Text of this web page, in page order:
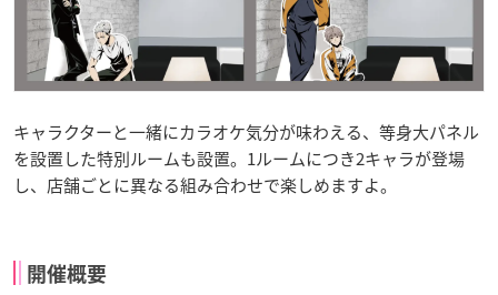
キャラクターと一緒にカラオケ気分が味わえる、等身大パネル
を設置した特別ルームも設置。1ルームにつき2キャラが登場
し、店舗ごとに異なる組み合わせで楽しめますよ。
開催概要